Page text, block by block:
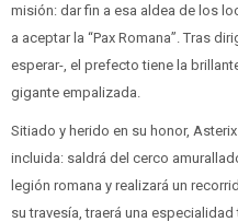
misión: dar fin a esa aldea de los
a aceptar la “Pax Romana”. Tras
esperar-, el prefecto tiene la
gigante empalizada.
Sitiado y herido en su honor,
incluida: saldrá del cerco
legión romana y realizará un
su travesía, traerá una